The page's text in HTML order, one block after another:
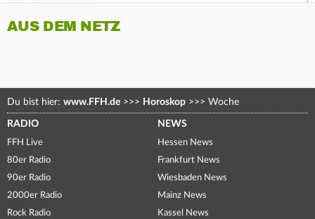
AUS DEM NETZ
Du bist hier: www.FFH.de >>> Horoskop >>> Woche
RADIO
FFH Live
80er Radio
90er Radio
2000er Radio
Rock Radio
NEWS
Hessen News
Frankfurt News
Wiesbaden News
Mainz News
Kassel News